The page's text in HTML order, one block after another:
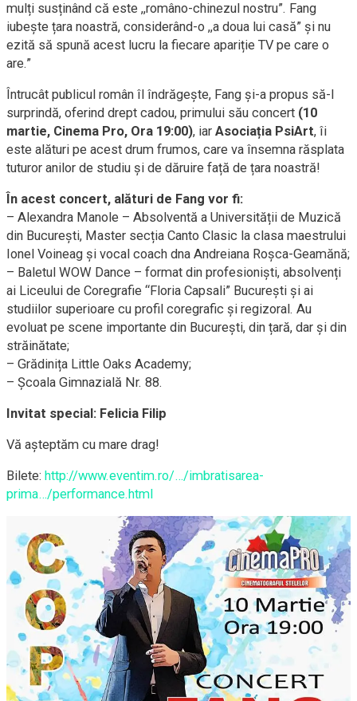
mulți susținând că este ,,româno-chinezul nostru”. Fang
iubește țara noastră, considerând-o ,,a doua lui casă” și nu
ezită să spună acest lucru la fiecare apariție TV pe care o
are.”
Întrucât publicul român îl îndrăgește, Fang și-a propus să-l
surprindă, oferind drept cadou, primului său concert (10
martie, Cinema Pro, Ora 19:00), iar Asociația PsiArt, îi
este alături pe acest drum frumos, care va însemna răsplata
tuturor anilor de studiu și de dăruire față de țara noastră!
În acest concert, alături de Fang vor fi:
– Alexandra Manole – Absolventă a Universității de Muzică
din București, Master secția Canto Clasic la clasa maestrului
Ionel Voineag și vocal coach dna Andreiana Roșca-Geamănă;
– Baletul WOW Dance – format din profesioniști, absolvenți
ai Liceului de Coregrafie “Floria Capsali” București și ai
studiilor superioare cu profil coregrafic și regizoral. Au
evoluat pe scene importante din București, din țară, dar și din
străinătate;
– Grădinița Little Oaks Academy;
– Școala Gimnazială Nr. 88.
Invitat special: Felicia Filip
Vă așteptăm cu mare drag!
Bilete: http://www.eventim.ro/…/imbratisarea-
prima…/performance.html